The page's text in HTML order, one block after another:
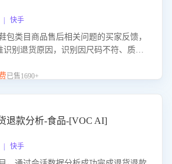
| 快手
包类目商品售后相关问题的买家反馈，
别退货原因，识别因尺码不符、质量
品或服务，实现销售额的显著提升。
已售1690+
退款分析-食品-[VOC AI]
| 快手